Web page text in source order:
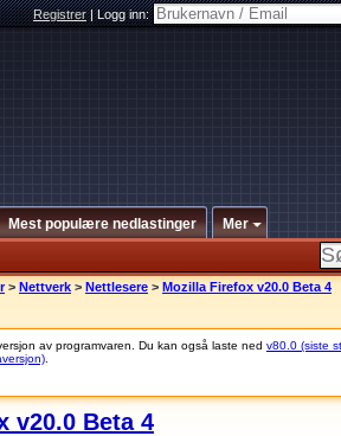
Registrer|Logg inn:
Mest populære nedlastinger Mer
> Nettverk > Nettlesere > Mozilla Firefox v20.0 Beta 4
av programvaren. Du kan også laste ned v80.0 (siste
v20.0 Beta 4